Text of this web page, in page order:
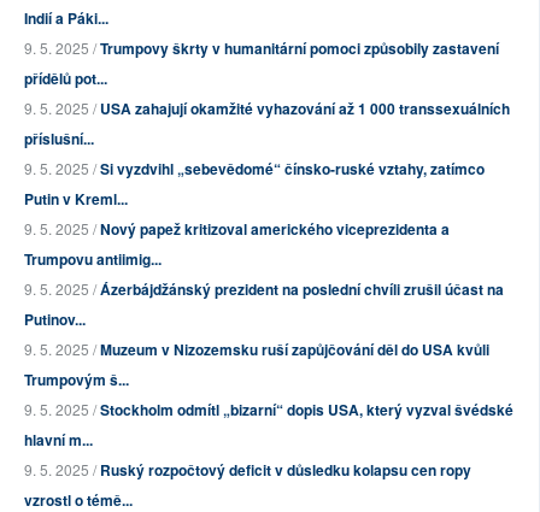
Indií a Páki...
9. 5. 2025 /Trumpovy škrty v humanitární pomoci způsobily zastavení
přídělů pot...
9. 5. 2025 /USA zahajují okamžité vyhazování až 1 000 transsexuálních
příslušní...
9. 5. 2025 /Si vyzdvihl „sebevědomé“ čínsko-ruské vztahy, zatímco
Putin v Kreml...
9. 5. 2025 /Nový papež kritizoval amerického viceprezidenta a
Trumpovu antiimig...
9. 5. 2025 /Ázerbájdžánský prezident na poslední chvíli zrušil účast na
Putinov...
9. 5. 2025 /Muzeum v Nizozemsku ruší zapůjčování děl do USA kvůli
Trumpovým š...
9. 5. 2025 /Stockholm odmítl „bizarní“ dopis USA, který vyzval švédské
hlavní m...
9. 5. 2025 /Ruský rozpočtový deficit v důsledku kolapsu cen ropy
vzrostl o témě...